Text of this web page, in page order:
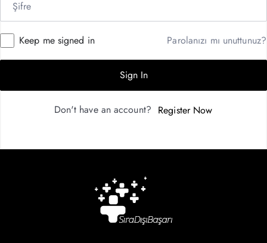
Keep me signed in Parolanızı mı unuttunuz?
Sign In
Don't have an account? Register Now